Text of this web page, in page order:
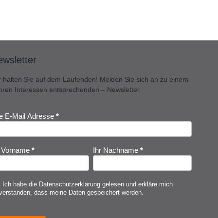
halten Sie auf dem Laufenden! Melden Sie sich an zu einem
Interessen entsprechenden – Newsletter.
E-Mail Adresse *
* Ihr Nachname*
Ich habe die Datenschutzerklärunggelesen und erkläre mich
dass meine Daten gespeichert werden.